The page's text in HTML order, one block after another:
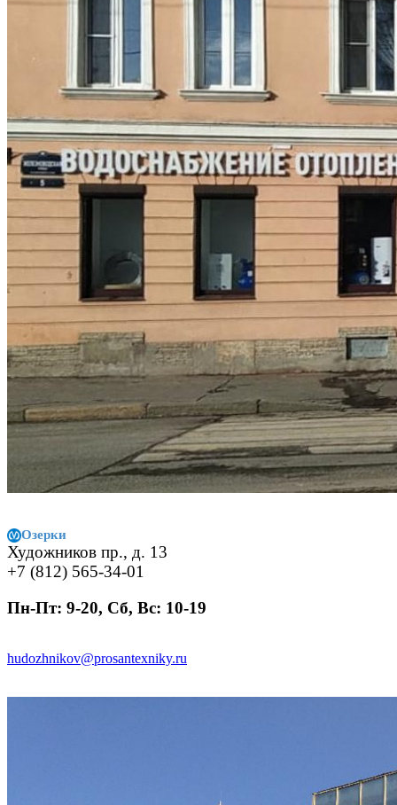
Озерки
Художников пр., д. 13
+7 (812) 565-34-01
Пн-Пт: 9-20, Сб, Вс: 10-19
hudozhnikov@prosantexniky.ru